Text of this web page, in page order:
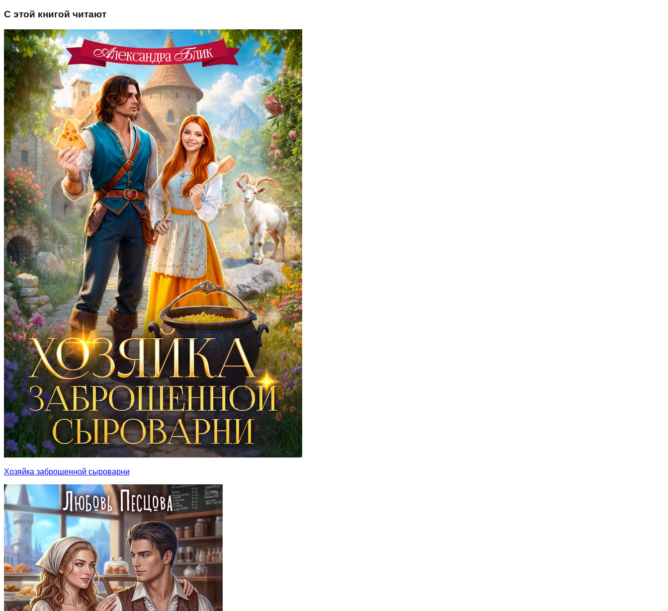
С этой книгой читают
Хозяйка заброшенной сыроварни